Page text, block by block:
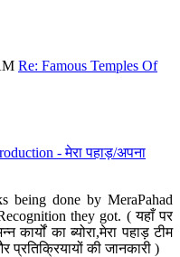
Re: Famous Temples Of
- मेरा पहाड़/अपना
being done by MeraPahad
they got. ( यहाँ पर
कार्यों का ब्योरा,मेरा पहाड़ टीम
प्रतिक्रियायों की जानकारी )